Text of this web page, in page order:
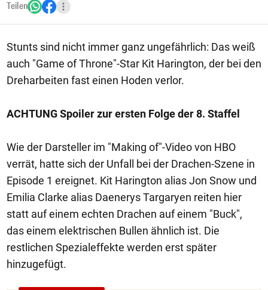
Teilen
Stunts sind nicht immer ganz ungefährlich: Das weiß
auch "Game of Throne"-Star Kit Harington, der bei den
Dreharbeiten fast einen Hoden verlor.
ACHTUNG Spoiler zur ersten Folge der 8. Staffel
Wie der Darsteller im "Making of"-Video von HBO
verrät, hatte sich der Unfall bei der Drachen-Szene in
Episode 1 ereignet. Kit Harington alias Jon Snow und
Emilia Clarke alias Daenerys Targaryen reiten hier
statt auf einem echten Drachen auf einem "Buck",
das einem elektrischen Bullen ähnlich ist. Die
restlichen Spezialeffekte werden erst später
hinzugefügt.